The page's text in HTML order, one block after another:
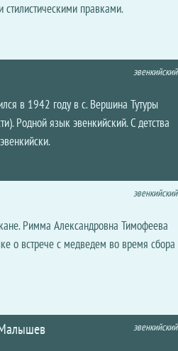
правками.
эвенкийский
в 1942 году в с. Вершина Тутуры
Родной язык эвенкийский. С детства
эвенкийский
Римма Александровна Тимофеева
о встрече с медведем во время сбора
эвенкийский